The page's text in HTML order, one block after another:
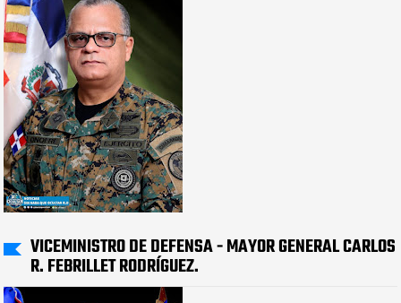
VICEMINISTRO DE DEFENSA - MAYOR GENERAL CARLOS
R. FEBRILLET RODRÍGUEZ.